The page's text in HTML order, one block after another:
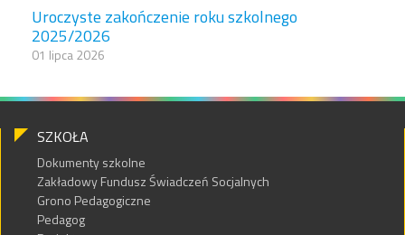
Uroczyste zakończenie roku szkolnego
2025/2026
01 lipca 2026
SZKOŁA
Dokumenty szkolne
Zakładowy Fundusz Świadczeń Socjalnych
Grono Pedagogiczne
Pedagog